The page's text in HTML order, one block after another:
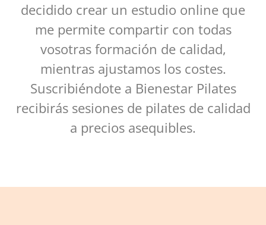
decidido crear un estudio online que
me permite compartir con todas
vosotras formación de calidad,
mientras ajustamos los costes.
Suscribiéndote a Bienestar Pilates
recibirás sesiones de pilates de calidad
a precios asequibles.